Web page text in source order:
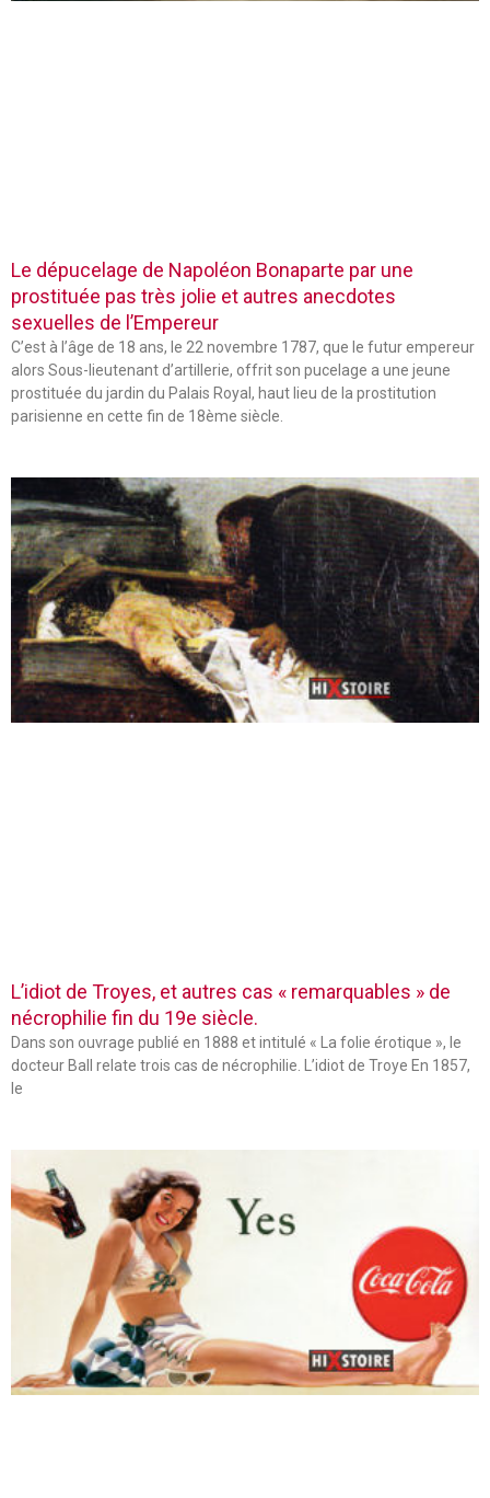
Le dépucelage de Napoléon Bonaparte par une
prostituée pas très jolie et autres anecdotes
sexuelles de l’Empereur
C’est à l’âge de 18 ans, le 22 novembre 1787, que le futur empereur
alors Sous-lieutenant d’artillerie, offrit son pucelage a une jeune
prostituée du jardin du Palais Royal, haut lieu de la prostitution
parisienne en cette fin de 18ème siècle.
L’idiot de Troyes, et autres cas « remarquables » de
nécrophilie fin du 19e siècle.
Dans son ouvrage publié en 1888 et intitulé « La folie érotique », le
docteur Ball relate trois cas de nécrophilie. L’idiot de Troye En 1857,
le